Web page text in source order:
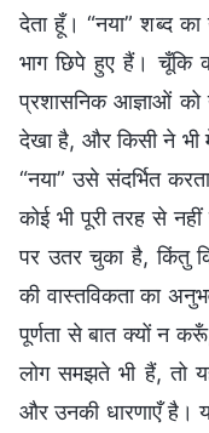
देता हूँ। “नया” शब्द
भाग छिपे हुए हैं। चूँकि
प्रशासनिक आज्ञाओं को
देखा है, और किसी ने भी
“नया” उसे संदर्भित
कोई भी पूरी तरह से
पर उतर चुका है, किंतु
की वास्तविकता का
पूर्णता से बात क्यों न
लोग समझते भी हैं, तो
और उनकी धारणाएँ है।